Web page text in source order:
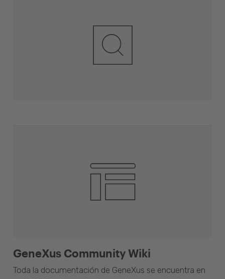
GeneXus Community Wiki
Toda la documentación de GeneXus se encuentra en